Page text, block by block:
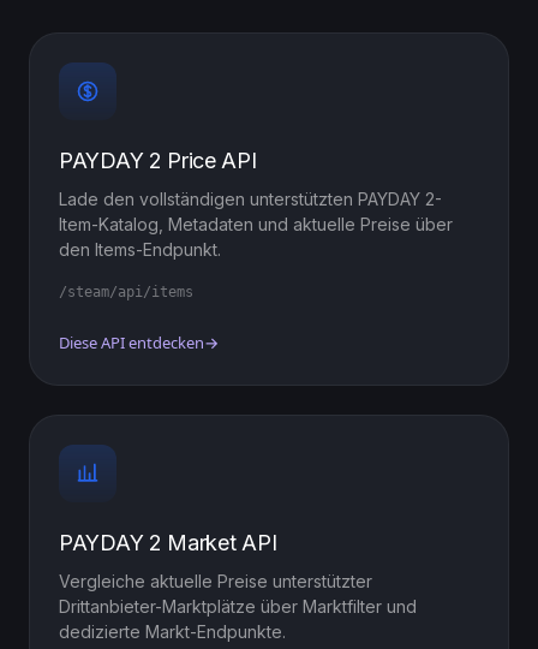
PAYDAY 2 Price API
Lade den vollständigen unterstützten PAYDAY 2-
Item-Katalog, Metadaten und aktuelle Preise über
den Items-Endpunkt.
/steam/api/items
Diese API entdecken→
PAYDAY 2 Market API
Vergleiche aktuelle Preise unterstützter
Drittanbieter-Marktplätze über Marktfilter und
dedizierte Markt-Endpunkte.